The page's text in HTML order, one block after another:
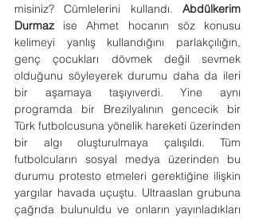
misiniz? Cümlelerini kullandı. Abdülkerim
Durmaz ise Ahmet hocanın söz konusu
kelimeyi yanlış kullandığını parlakçılığın,
genç çocukları dövmek değil sevmek
olduğunu söyleyerek durumu daha da ileri
bir aşamaya taşıyıverdi. Yine aynı
programda bir Brezilyalının gencecik bir
Türk futbolcusuna yönelik hareketi üzerinden
bir algı oluşturulmaya çalışıldı. Tüm
futbolcuların sosyal medya üzerinden bu
durumu protesto etmeleri gerektiğine ilişkin
yargılar havada uçuştu. Ultraaslan grubuna
çağrıda bulunuldu ve onların yayınladıkları